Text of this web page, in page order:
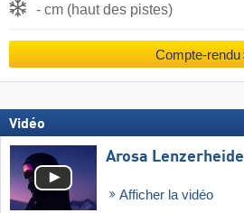
- cm (haut des pistes)
Compte-rendu
Vidéo
Arosa Lenzerheide
Afficher la vidéo